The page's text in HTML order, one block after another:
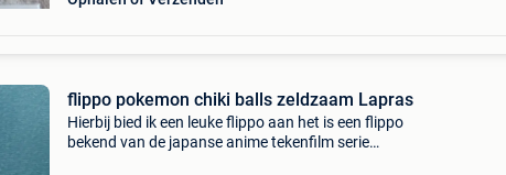
flippo pokemon chiki balls zeldzaam Lapras
Hierbij bied ik een leuke flippo aan het is een flippo
bekend van de japanse anime tekenfilm serie